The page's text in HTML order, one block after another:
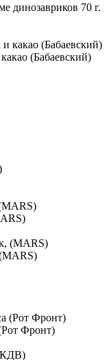
динозавриков 70 г.
(Бабаевский)
Фронт)